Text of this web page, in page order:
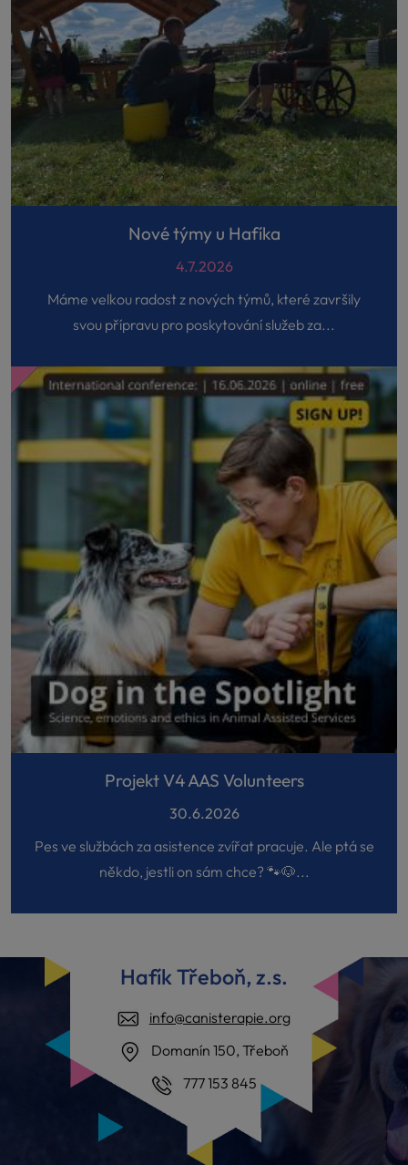
Nové týmy u Hafíka
4.7.2026
Máme velkou radost z nových týmů, které završily
svou přípravu pro poskytování služeb za...
Projekt V4 AAS Volunteers
30.6.2026
Pes ve službách za asistence zvířat pracuje. Ale ptá se
někdo, jestli on sám chce? 🐾🐶...
Hafík Třeboň, z.s.
info@canisterapie.org
Domanín 150, Třeboň
777 153 845